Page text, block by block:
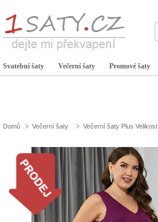
Svatební šaty Večerní šaty Promové šaty
Domů Večerní šaty Večerní šaty Plus Velikost